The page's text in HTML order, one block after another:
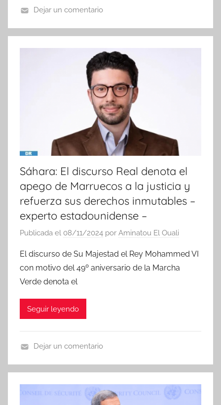
o
t
Dejar un comentario
Sáhara: El discurso Real denota el
apego de Marruecos a la justicia y
refuerza sus derechos inmutables –
experto estadounidense –
Publicada el 08/11/2024 por Aminatou El Ouali
El discurso de Su Majestad el Rey Mohammed VI
con motivo del 49º aniversario de la Marcha
Verde denota el
Seguir leyendo
o
t
Dejar un comentario